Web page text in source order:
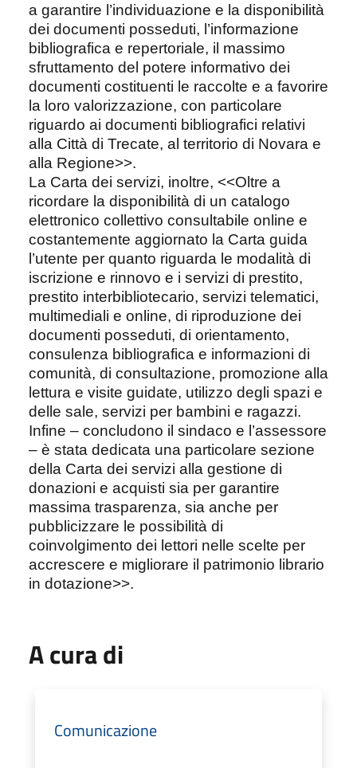
a garantire l’individuazione e la disponibilità
dei documenti posseduti, l’informazione
bibliografica e repertoriale, il massimo
sfruttamento del potere informativo dei
documenti costituenti le raccolte e a favorire
la loro valorizzazione, con particolare
riguardo ai documenti bibliografici relativi
alla Città di Trecate, al territorio di Novara e
alla Regione>>.
La Carta dei servizi, inoltre, <<Oltre a
ricordare la disponibilità di un catalogo
elettronico collettivo consultabile online e
costantemente aggiornato la Carta guida
l’utente per quanto riguarda le modalità di
iscrizione e rinnovo e i servizi di prestito,
prestito interbibliotecario, servizi telematici,
multimediali e online, di riproduzione dei
documenti posseduti, di orientamento,
consulenza bibliografica e informazioni di
comunità, di consultazione, promozione alla
lettura e visite guidate, utilizzo degli spazi e
delle sale, servizi per bambini e ragazzi.
Infine – concludono il sindaco e l’assessore
– è stata dedicata una particolare sezione
della Carta dei servizi alla gestione di
donazioni e acquisti sia per garantire
massima trasparenza, sia anche per
pubblicizzare le possibilità di
coinvolgimento dei lettori nelle scelte per
accrescere e migliorare il patrimonio librario
in dotazione>>.
A cura di
Comunicazione